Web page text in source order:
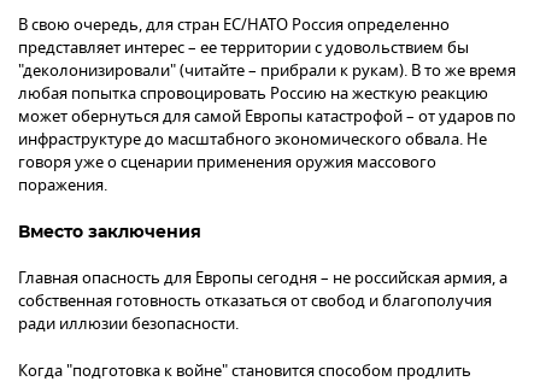
В свою очередь, для стран ЕС/НАТО Россия определенно
представляет интерес – ее территории с удовольствием бы
"деколонизировали" (читайте – прибрали к рукам). В то же время
любая попытка спровоцировать Россию на жесткую реакцию
может обернуться для самой Европы катастрофой – от ударов по
инфраструктуре до масштабного экономического обвала. Не
говоря уже о сценарии применения оружия массового
поражения.
Вместо заключения
Главная опасность для Европы сегодня – не российская армия, а
собственная готовность отказаться от свобод и благополучия
ради иллюзии безопасности.
Когда "подготовка к войне" становится способом продлить